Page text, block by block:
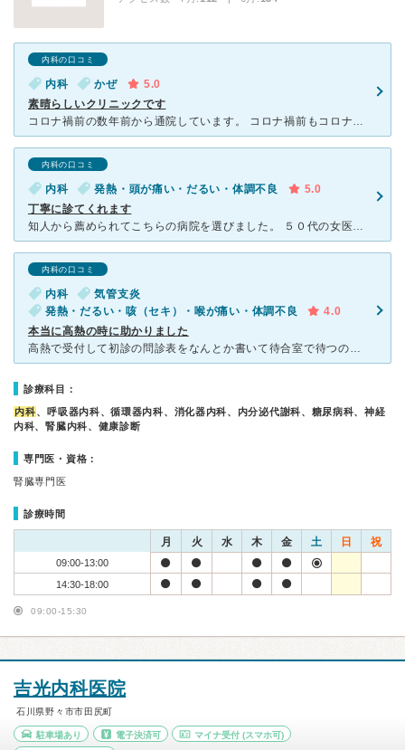
内科の口コミ
内科 かぜ
5.0
素晴らしいクリニックです
コロナ禍前の数年前から通院しています。 コロナ禍前もコロナ禍の中でも、 お二人の先生、看護師さん、受付の方も、優しいですよ。 毎回とても親切で患者の話をしっかり聞いてくださり、丁寧な診察、必要な
内科の口コミ
内科 発熱・頭が痛い・だるい・体調不良
5.0
丁寧に診てくれます
知人から薦められてこちらの病院を選びました。 ５０代の女医さんでしたが、こちらの口コミにあるような大きな態度のようなことは一切感じなかったので口コミを見て驚いております。ざっくりとした話し方なのでデ
内科の口コミ
内科
気管支炎
発熱・だるい・咳（セキ）・喉が痛い・体調不良
4.0
本当に高熱の時に助かりました
高熱で受付して初診の問診表をなんとか書いて待合室で待つのも辛いな、と思っていたらすぐに名前を呼ばれたので、看護師さんのところへ行くと ここで横になってお待ちください、とベッドに案内されました。 先
診療科目：
内科、呼吸器内科、循環器内科、消化器内科、内分泌代謝科、糖尿病科、神経
内科、腎臓内科、健康診断
専門医・資格：
腎臓専門医
診療時間
月 火 水 木 金 土 日 祝
09:00-13:00
14:30-18:00
09:00-15:30
吉光内科医院
石川県野々市市田尻町
駐車場あり 電子決済可 マイナ受付 (スマホ可)